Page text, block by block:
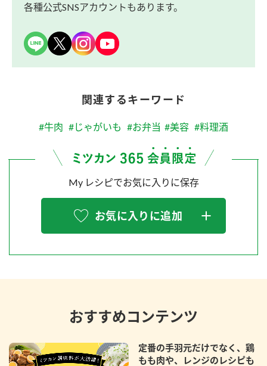
各種公式SNSアカウントもあります。
関連するキーワード
#牛肉 #じゃがいも #お弁当 #美容 #料理酒
My レシピでお気に入りに保存
お気に入りに追加
おすすめコンテンツ
定番の手羽元だけでなく、鶏
もも肉や、レンジのレシピも